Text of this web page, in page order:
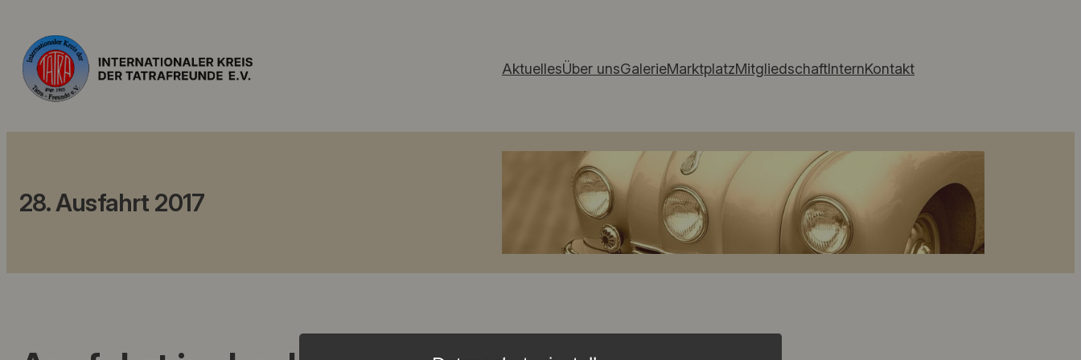
AktuellesÜber unsGalerieMarktplatzMitgliedschaftInternKontakt
28. Ausfahrt 2017